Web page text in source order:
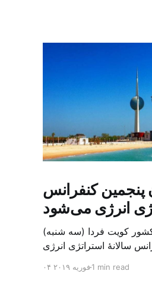
پنجمین کنفرانس
انرژی می‌شود
کویت فردا (سه شنبه)
سالانهٔ استراتژی انرژی
الشرق الاوسط، حدود ۳۰۰ متخصص از شرکت‌های
۰۴ فوریه ۲۰۱۹1 min read